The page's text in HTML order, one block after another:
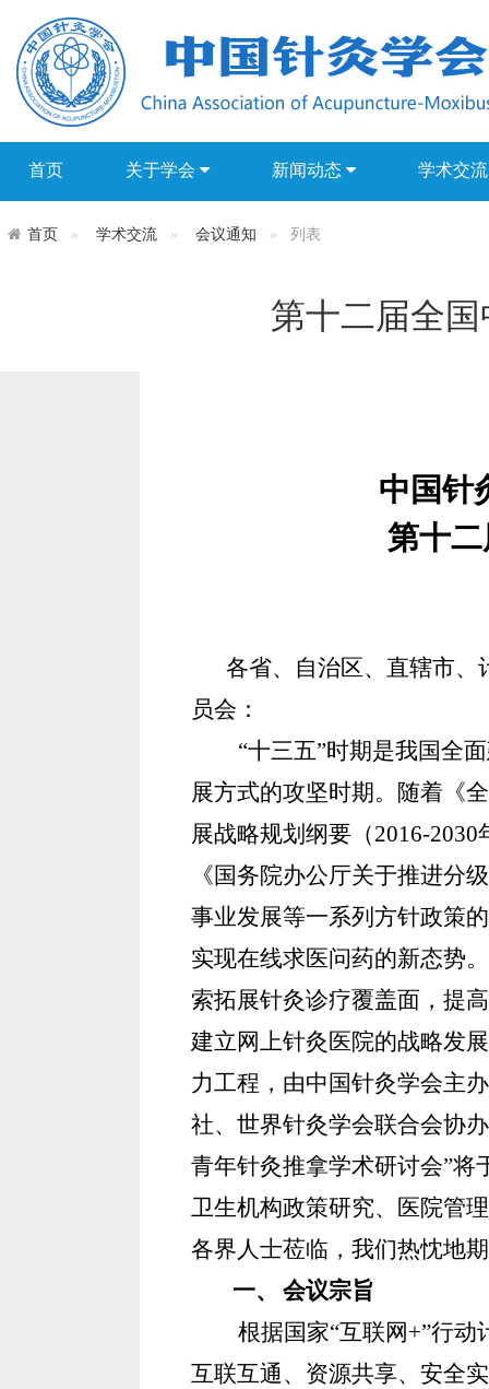
首页 关于学会 新闻动态 学术交
首页 学术交流 会议通知 列表
第十二届全
中国针
第十
各省、自治区、直辖市、
员会：
“十三五”时期是我国全
展方式的攻坚时期。随着《
展战略规划纲要（2016-2030
《国务院办公厅关于推进分
事业发展等一系列方针政策
实现在线求医问药的新态势
索拓展针灸诊疗覆盖面，提
建立网上针灸医院的战略发
力工程，由中国针灸学会主
社、世界针灸学会联合会协
青年针灸推拿学术研讨会”将
卫生机构政策研究、医院管
各界人士莅临，我们热忱地
一、
会议宗旨
根据国家“互联网+”行动
互联互通、资源共享、安全